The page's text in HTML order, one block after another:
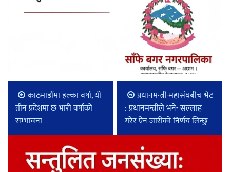
काठमाडौंमा हल्का वर्षा, यी
तीन प्रदेशमा छ भारी वर्षाको
सम्भावना
प्रधानमन्त्री-महासंघबीच भेट
: प्रधानमन्त्रीले भने- सल्लाह
गरेर ऐन जारीको निर्णय लिन्छु